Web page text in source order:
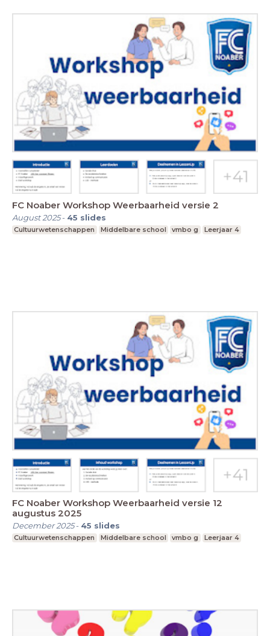
FC Noaber Workshop Weerbaarheid versie 2
August 2025- 45 slides
Cultuurwetenschappen Middelbare school vmbo g Leerjaar 4
FC Noaber Workshop Weerbaarheid versie 12
augustus 2025
December 2025- 45 slides
Cultuurwetenschappen Middelbare school vmbo g Leerjaar 4